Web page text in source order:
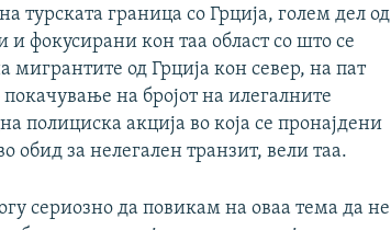
турската граница со Грција, голем дел од
и фокусирани кон таа област со што се
од Грција кон север, на пат
на бројот на илегалните
полициска акција во која се пронајдени
обид за нелегален транзит, вели таа.
сериозно да повикам на оваа тема да не